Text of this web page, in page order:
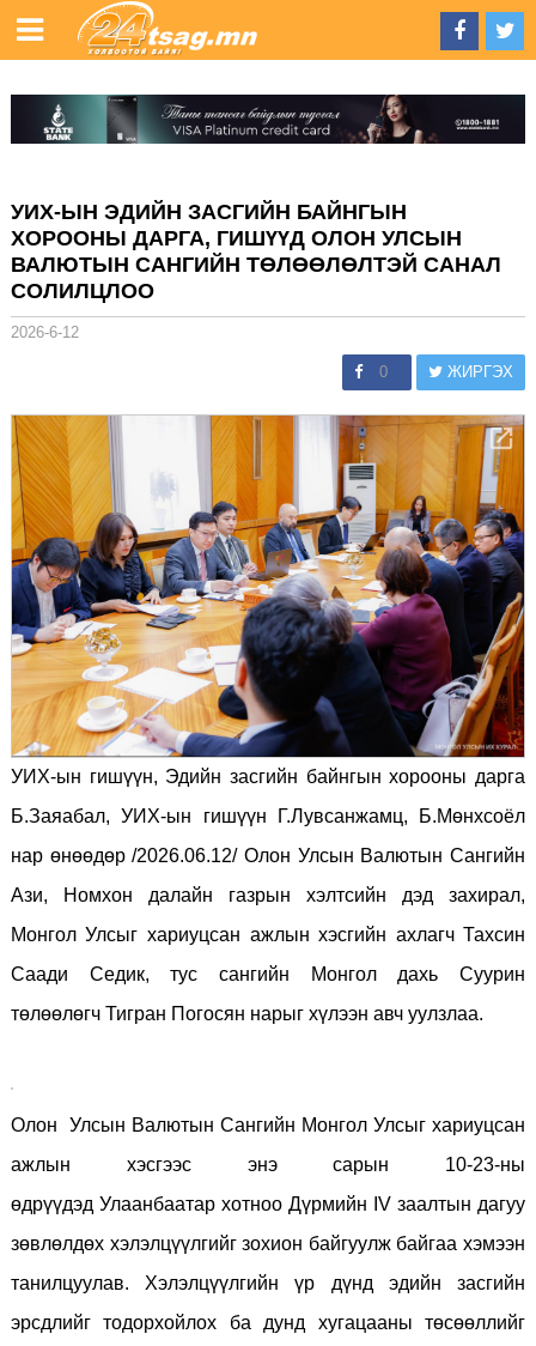
УИХ-ЫН ЭДИЙН ЗАСГИЙН БАЙНГЫН
ХОРООНЫ ДАРГА, ГИШҮҮД ОЛОН УЛСЫН
ВАЛЮТЫН САНГИЙН ТӨЛӨӨЛӨЛТЭЙ САНАЛ
СОЛИЛЦЛОО
2026-6-12
0 ЖИРГЭХ
УИХ-ын гишүүн, Эдийн засгийн байнгын хорооны дарга
Б.Заяабал, УИХ-ын гишүүн Г.Лувсанжамц, Б.Мөнхсоёл
нар өнөөдөр/2026.06.12/Олон Улсын Валютын Сангийн
Ази, Номхон далайн газрын хэлтсийн дэд захирал,
Монгол Улсыг хариуцсан ажлын хэсгийн ахлагчТахсин
Саади Седик, тус сангийн Монгол дахь Суурин
төлөөлөгч Тигран Погосян нарыг хүлээн авч уулзлаа.
Олон Улсын Валютын Сангийн Монгол Улсыг хариуцсан
ажлын хэсгээс энэ сарын 10-23-ны
өдрүүдэд Улаанбаатар хотноо Дүрмийн IV заалтын дагуу
зөвлөлдөх хэлэлцүүлгийг зохион байгуулж байгаа хэмээн
танилцуулав. Хэлэлцүүлгийн үр дүнд эдийн засгийн
эрсдлийг тодорхойлох ба дунд хугацааны төсөөллийг